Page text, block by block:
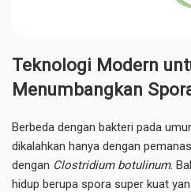
Teknologi Modern
Menumbangkan
Berbeda dengan bakteri pada
dikalahkan hanya dengan
dengan Clostridium botulinum.
hidup berupa spora super kuat